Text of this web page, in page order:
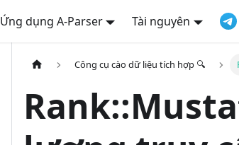
Ứng dụng A-Parser Tài nguyên
Công cụ cào dữ liệu tích hợp 🔍